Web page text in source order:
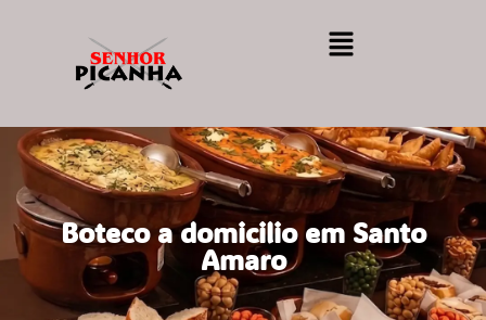
Boteco a domicilio em Santo
Amaro